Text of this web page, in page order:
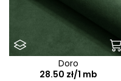
Doro
28.50 zł/1 mb